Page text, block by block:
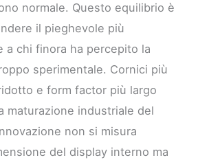
normale. Questo equilibrio è
il pieghevole più
a chi finora ha percepito la
sperimentale. Cornici più
e form factor più largo
maturazione industriale del
non si misura
del display interno ma